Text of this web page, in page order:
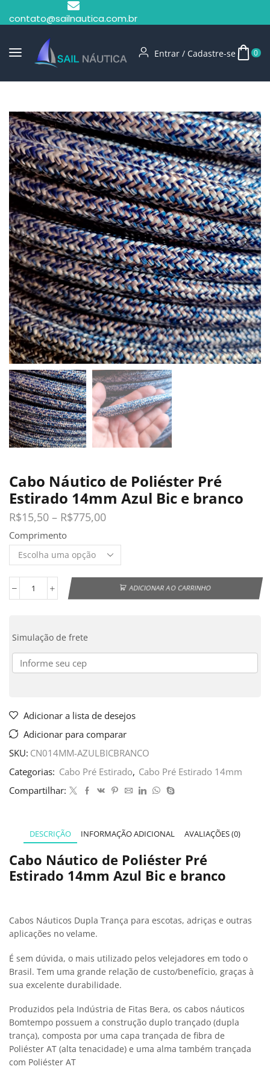
contato@sailnautica.com.br
Entrar / Cadastre-se 0
Cabo Náutico de Poliéster Pré
Estirado 14mm Azul Bic e branco
R$15,50 – R$775,00
Comprimento
ADICIONAR AO CARRINHO
Simulação de frete
Adicionar a lista de desejos
Adicionar para comparar
SKU: CN014MM-AZULBICBRANCO
Categorias: Cabo Pré Estirado, Cabo Pré Estirado 14mm
Compartilhar:
DESCRIÇÃO INFORMAÇÃO ADICIONAL AVALIAÇÕES (0)
Cabo Náutico de Poliéster Pré
Estirado 14mm Azul Bic e branco
Cabos Náuticos Dupla Trança para escotas, adriças e outras
aplicações no velame.
É sem dúvida, o mais utilizado pelos velejadores em todo o
Brasil. Tem uma grande relação de custo/benefício, graças à
sua excelente durabilidade.
Produzidos pela Indústria de Fitas Bera, os cabos náuticos
Bomtempo possuem a construção duplo trançado (dupla
trança), composta por uma capa trançada de fibra de
Poliéster AT (alta tenacidade) e uma alma também trançada
com Poliéster AT